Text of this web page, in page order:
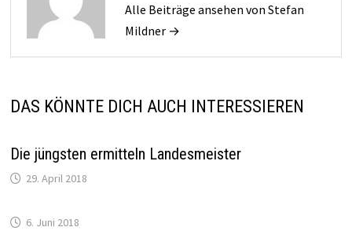
Alle Beiträge ansehen von Stefan
Mildner →
DAS KÖNNTE DICH AUCH INTERESSIEREN
Die jüngsten ermitteln Landesmeister
29. April 2018
6. Juni 2018